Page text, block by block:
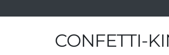
CONFETTI-